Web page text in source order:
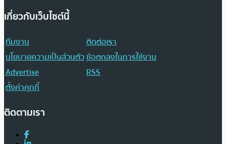
เกี่ยวกับเว็บไซต์นี้
ทีมงาน
ติดต่อเรา
นโยบายความเป็นส่วนตัวข้อตกลงในการใช้งาน
Advertise
RSS
ตั้งค่าคุกกี้
ติดตามเรา